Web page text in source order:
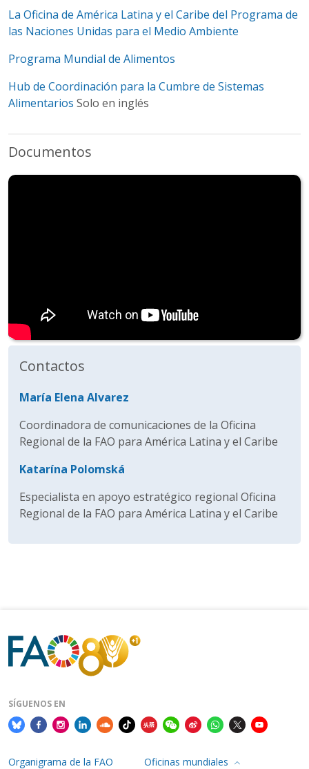
La Oficina de América Latina y el Caribe del Programa de
las Naciones Unidas para el Medio Ambiente
Programa Mundial de Alimentos
Hub de Coordinación para la Cumbre de Sistemas
Alimentarios Solo en inglés
Documentos
Contactos
María Elena Alvarez
Coordinadora de comunicaciones de la Oficina
Regional de la FAO para América Latina y el Caribe
Katarína Polomská
Especialista en apoyo estratégico regional Oficina
Regional de la FAO para América Latina y el Caribe
SÍGUENOS EN
Organigrama de la FAO Oficinas mundiales